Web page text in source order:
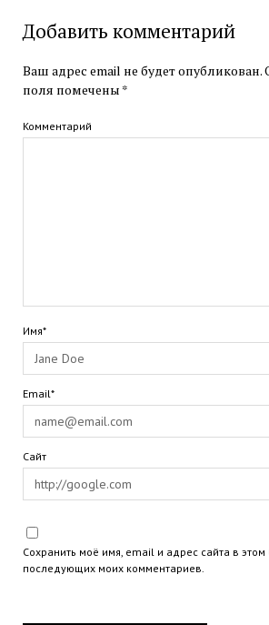
Добавить комментарий
Ваш адрес email не будет опубликован.
поля помечены *
Комментарий
Имя*
Email*
Сайт
Сохранить моё имя, email и адрес сайта в этом
последующих моих комментариев.